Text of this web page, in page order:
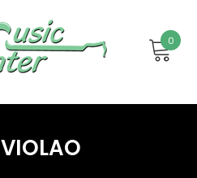
0
VIOLAO